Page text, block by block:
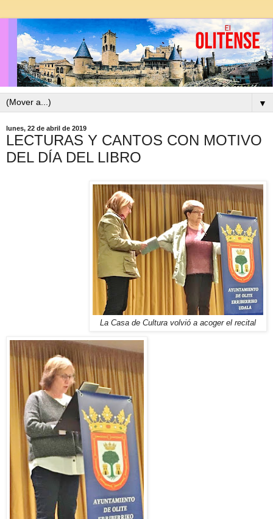
▼
lunes, 22 de abril de 2019
LECTURAS Y CANTOS CON MOTIVO
DEL DÍA DEL LIBRO
La Casa de Cultura volvió a acoger el recital